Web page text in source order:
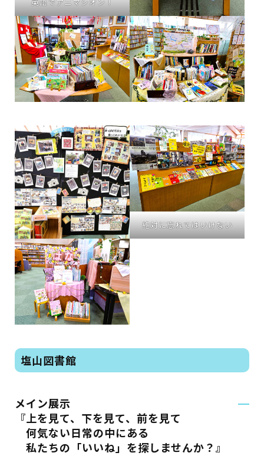
絶対に忘れてはいけない
塩山図書館
メイン展示
『上を見て、下を見て、前を見て
何気ない日常の中にある
私たちの「いいね」を探しませんか？』